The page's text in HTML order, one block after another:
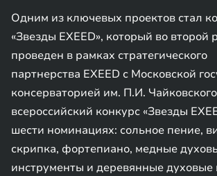
Одним из ключевых проектов стал
«Звезды EXEED», который во второй
проведен в рамках стратегического
партнерства EXEED с Московской
консерваторией им. П.И.
всероссийский конкурс «Звезды
шести номинациях: сольное пение,
скрипка, фортепиано, медные
инструменты и деревянные духовые